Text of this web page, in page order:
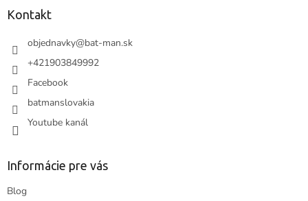
Kontakt
objednavky@bat-man.sk
+421903849992
Facebook
batmanslovakia
Youtube kanál
Informácie pre vás
Blog